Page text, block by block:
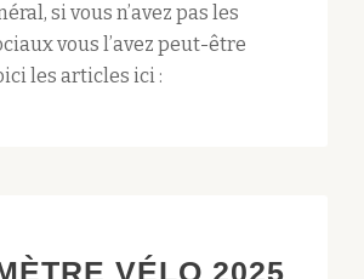
si vous n’avez pas les
vous l’avez peut-être
les articles ici :
VÉLO 2025